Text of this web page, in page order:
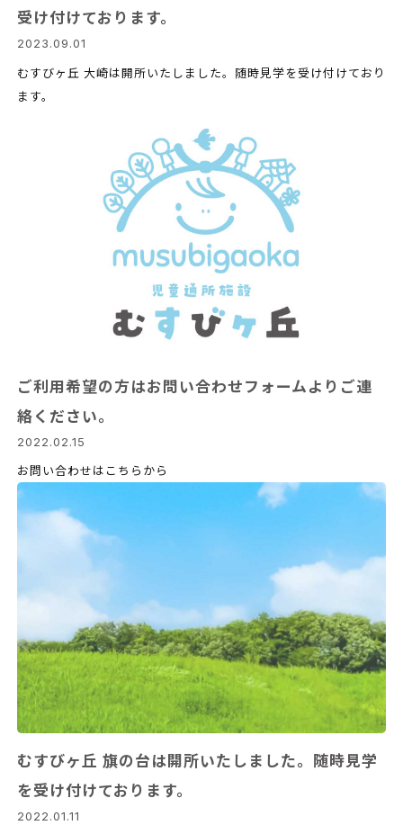
受け付けております。
2023.09.01
むすびヶ丘 大崎は開所いたしました。随時見学を受け付けており
ます。
ご利用希望の方はお問い合わせフォームよりご連
絡ください。
2022.02.15
お問い合わせはこちらから
むすびヶ丘 旗の台は開所いたしました。随時見学
を受け付けております。
2022.01.11